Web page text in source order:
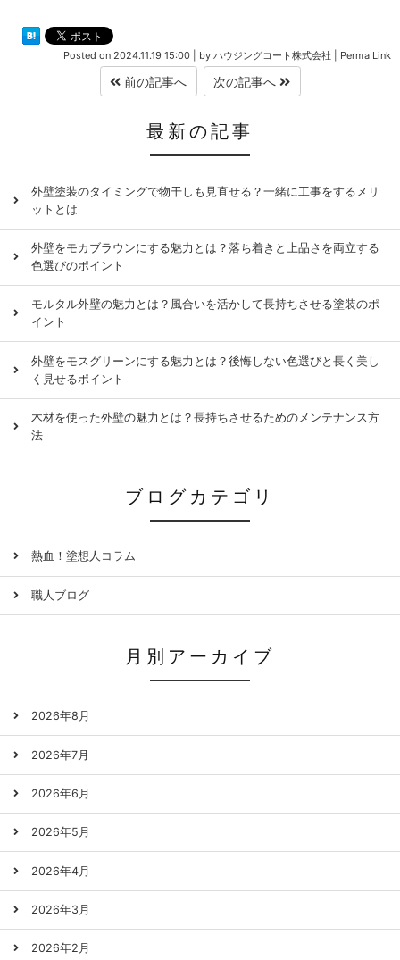
Posted on 2024.11.19 15:00 by ハウジングコート株式会社 Perma Link
前の記事へ 次の記事へ
最新の記事
外壁塗装のタイミングで物干しも見直せる？一緒に工事をするメリ
ットとは
外壁をモカブラウンにする魅力とは？落ち着きと上品さを両立する
色選びのポイント
モルタル外壁の魅力とは？風合いを活かして長持ちさせる塗装のポ
イント
外壁をモスグリーンにする魅力とは？後悔しない色選びと長く美し
く見せるポイント
木材を使った外壁の魅力とは？長持ちさせるためのメンテナンス方
法
ブログカテゴリ
熱血！塗想人コラム
職人ブログ
月別アーカイブ
2026年8月
2026年7月
2026年6月
2026年5月
2026年4月
2026年3月
2026年2月